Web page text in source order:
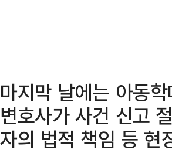
마지막 날에는 아동
변호사가 사건 신고
자의 법적 책임 등 현